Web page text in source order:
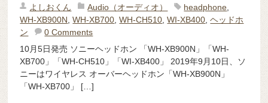
よしおくん Audio（オーディオ） headphone
WH-XB900N ,WH-XB700 ,WH-CH510 ,WI-XB400 ,ヘッドホ
ン
0 Comments
10月5日発売 ソニーヘッドホン 「WH-XB900N」「WH-
XB700」「WH-CH510」「WI-XB400」 2019年9月10日、ソ
ニーはワイヤレス オーバーヘッドホン「WH-XB900N」
「WH-XB700」 […]